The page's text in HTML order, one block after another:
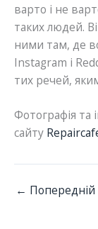
варто і не
таких людей.
ними там, де
Instagram і
тих речей,
Фотографія та
сайту
← Попередній